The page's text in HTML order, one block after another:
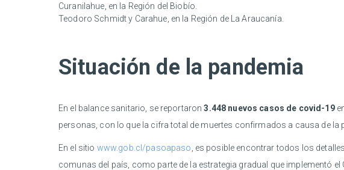
Curanilahue, en la Región del Biobío.
Teodoro Schmidt y Carahue, en la Región de La Araucanía.
Situación de la pandemia
En el balance sanitario, se reportaron3.448 nuevos casos de covid-19
personas, con lo que la cifra total de muertes confirmados a causa de la
En el sitio www.gob.cl/pasoapaso , es posible encontrar todos los
comunas del país, como parte de la estrategia gradual que implementó el